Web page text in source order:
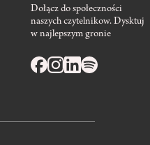
Dołącz do społeczności
naszych czytelnikow. Dysktuj
w najlepszym gronie